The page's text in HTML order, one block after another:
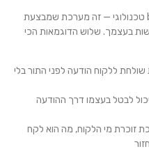
"חכם" במובן הפרקטי זה לא buzz word טכנולוגי — זה מערכת שמבצעת
בעצמך. שלוש הדוגמאות הכי
ללקוח הודעה לפני התור בלי
לבטל בעצמו דרך ההודעה
זוכרת מי הלקוח, מה הוא לקח